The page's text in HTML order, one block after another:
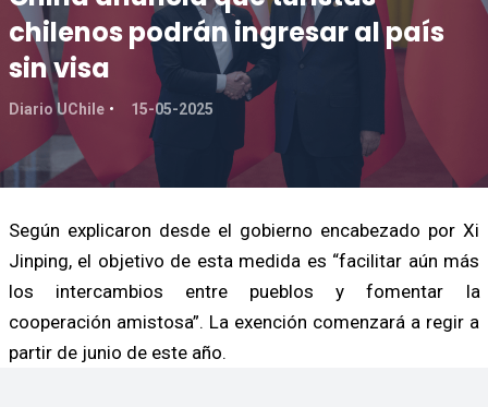
chilenos podrán ingresar al país
sin visa
Diario UChile 15-05-2025
Según explicaron desde el gobierno encabezado por Xi
Jinping, el objetivo de esta medida es “facilitar aún más
los intercambios entre pueblos y fomentar la
cooperación amistosa”. La exención comenzará a regir a
partir de junio de este año.